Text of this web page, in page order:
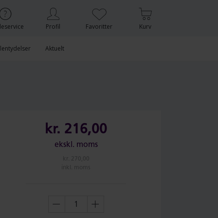
Profil Favoritter Kurv
Aktuelt
kr. 216,00
ekskl. moms